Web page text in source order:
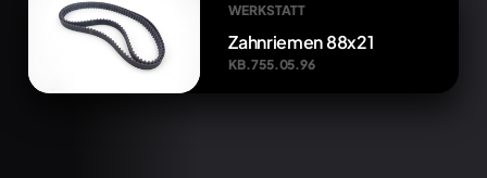
WERKSTATT
Zahnriemen 88x21
KB.755.05.96